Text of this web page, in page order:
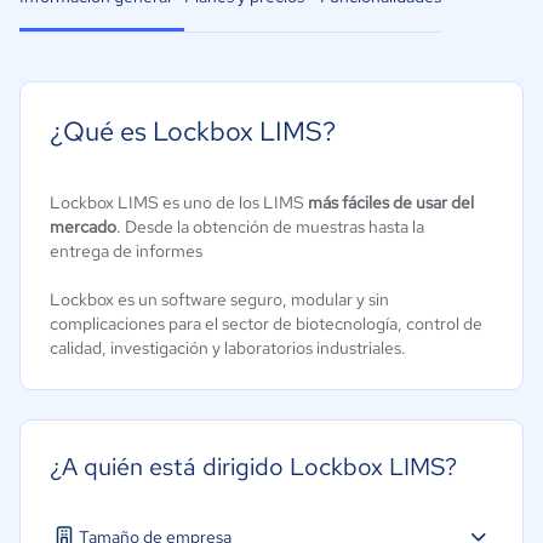
¿Qué es Lockbox LIMS?
Lockbox LIMS es uno de los LIMS más fáciles de usar del
mercado. Desde la obtención de muestras hasta la
entrega de informes
Lockbox es un software seguro, modular y sin
complicaciones para el sector de biotecnología, control de
calidad, investigación y laboratorios industriales.
¿A quién está dirigido Lockbox LIMS?
Tamaño de empresa